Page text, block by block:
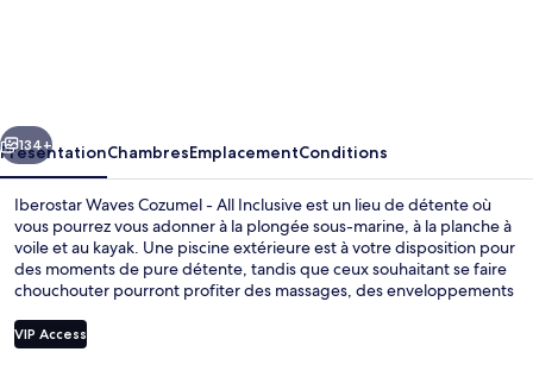
All
Inclusive
Suivant
134+
PrésentationChambresEmplacementConditions
Iberostar Waves Cozumel - All Inclusive est un lieu de détente où
vous pourrez vous adonner à la plongée sous-marine, à la planche à
voile et au kayak. Une piscine extérieure est à votre disposition pour
des moments de pure détente, tandis que ceux souhaitant se faire
chouchouter pourront profiter des massages, des enveloppements
comprennent 5 restaurants, tandis que les 5 bars/salons vous
invitent à siroter des boissons rafraîchissantes. Parmi les autres
VIP Access